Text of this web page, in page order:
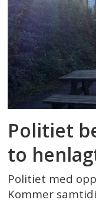
Politiet
to
Politiet med
Kommer